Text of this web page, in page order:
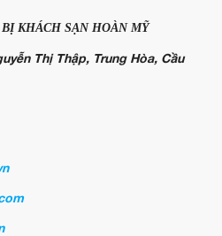
KHÁCH SẠN HOÀN MỸ
Thị Thập, Trung Hòa, Cầu